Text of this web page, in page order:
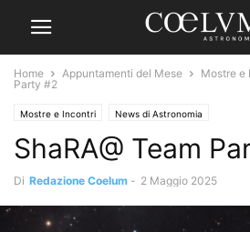
Home Appuntamenti del Mese Mostre e
Party #2
Mostre e Incontri News di Astronomia
ShaRA@ Team
Di Redazione Coelum - 2 Maggio 2025